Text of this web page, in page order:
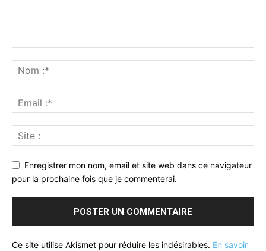
Enregistrer mon nom, email et site web dans ce navigateur
pour la prochaine fois que je commenterai.
Ce site utilise Akismet pour réduire les indésirables. En savoir